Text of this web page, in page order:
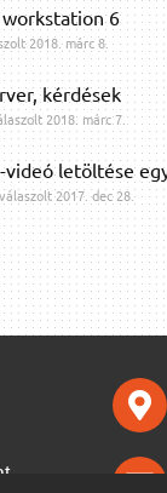
6
2018. márc 8.
kérdések
2018. márc 7.
videó letöltése
2017. dec 28.